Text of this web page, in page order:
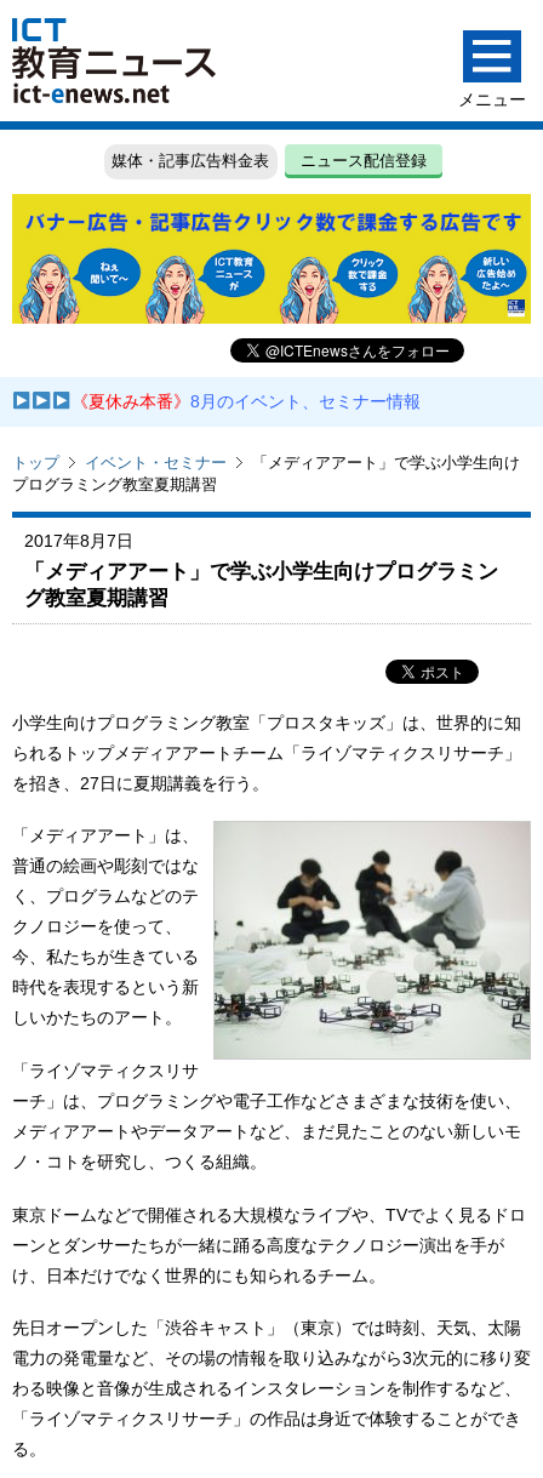
媒体・記事広告料金表 ニュース配信登録
《夏休み本番》8月のイベント、セミナー情報
トップ イベント・セミナー
「メディアアート」で学ぶ小学生向け
プログラミング教室夏期講習
2017年8月7日
「メディアアート」で学ぶ小学生向けプログラミン
グ教室夏期講習
小学生向けプログラミング教室「プロスタキッズ」は、世界的に知
られるトップメディアアートチーム「ライゾマティクスリサーチ」
を招き、27日に夏期講義を行う。
「メディアアート」は、
普通の絵画や彫刻ではな
く、プログラムなどのテ
クノロジーを使って、
今、私たちが生きている
時代を表現するという新
しいかたちのアート。
「ライゾマティクスリサ
ーチ」は、プログラミングや電子工作などさまざまな技術を使い、
メディアアートやデータアートなど、まだ見たことのない新しいモ
ノ・コトを研究し、つくる組織。
東京ドームなどで開催される大規模なライブや、TVでよく見るドロ
ーンとダンサーたちが一緒に踊る高度なテクノロジー演出を手が
け、日本だけでなく世界的にも知られるチーム。
先日オープンした「渋谷キャスト」（東京）では時刻、天気、太陽
電力の発電量など、その場の情報を取り込みながら3次元的に移り変
わる映像と音像が生成されるインスタレーションを制作するなど、
「ライゾマティクスリサーチ」の作品は身近で体験することができ
る。